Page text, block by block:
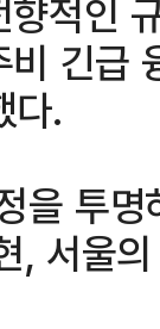
적인
긴급
다.
을 투
, 서울